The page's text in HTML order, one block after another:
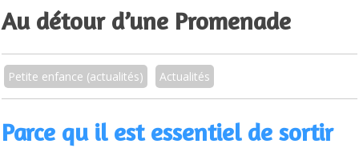
Au détour d’une Promenade
Petite enfance (actualités) Actualités
Parce qu il est essentiel de sortir